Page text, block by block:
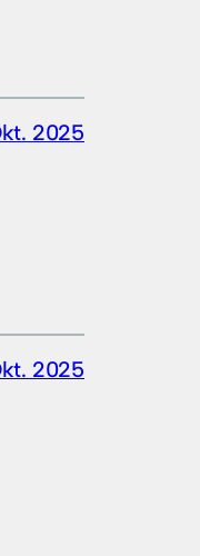
2025
2025